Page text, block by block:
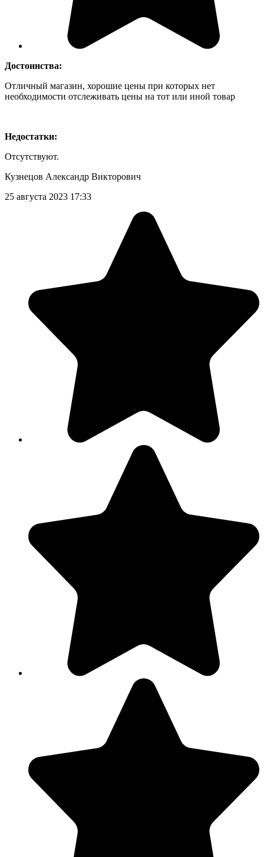
Достоинства:
Отличный магазин, хорошие цены при которых нет
необходимости отслеживать цены на тот или иной товар
Недостатки:
Отсутствуют.
Кузнецов Александр Викторович
25 августа 2023 17:33